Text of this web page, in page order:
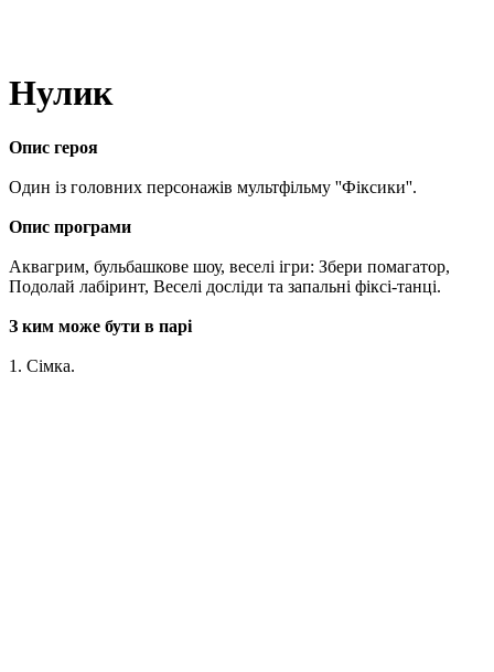
Нулик
Опис героя
Один із головних персонажів мультфільму ''Фіксики''.
Опис програми
Аквагрим, бульбашкове шоу, веселі ігри: Збери помагатор,
Подолай лабіринт, Веселі досліди та запальні фіксі-танці.
З ким може бути в парі
1. Сімка.